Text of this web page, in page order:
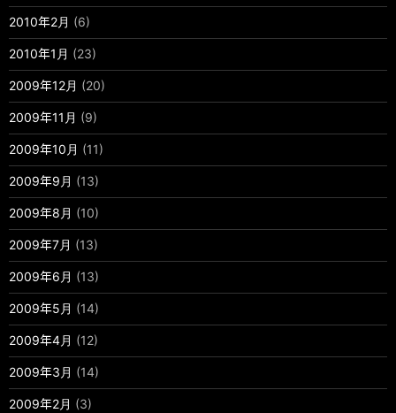
2010年2月 (6)
2010年1月 (23)
2009年12月 (20)
2009年11月 (9)
2009年10月 (11)
2009年9月 (13)
2009年8月 (10)
2009年7月 (13)
2009年6月 (13)
2009年5月 (14)
2009年4月 (12)
2009年3月 (14)
2009年2月 (3)